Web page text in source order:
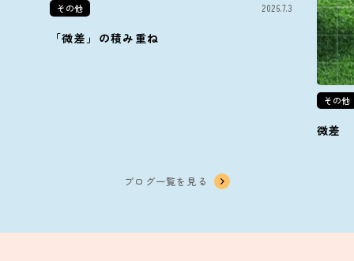
その他 2026.7.3
「微差」の積み重ね
その他
微差
ブログ一覧を見る